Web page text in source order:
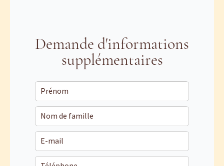
Demande d'informations
supplémentaires